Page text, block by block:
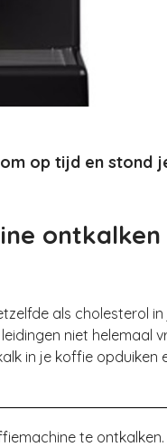
op tijd en stond
ontkalken
als cholesterol
niet helemaal
in je koffie opduiken
te ontkalken.